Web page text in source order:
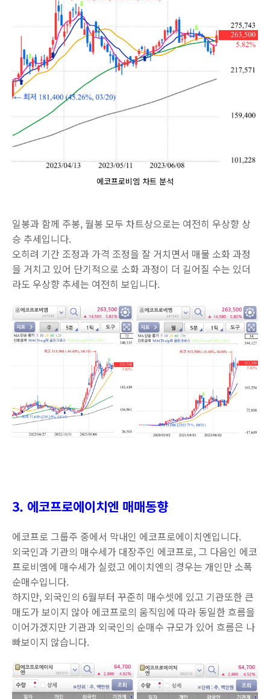
에코프로비엠 차트 분석
일봉과 함께 주봉, 월봉 모두 차트상으로는 여전히 우상향 상
승 추세입니다.
오히려 기간 조정과 가격 조정을 잘 거치면서 매물 소화 과정
을 거치고 있어 단기적으로 소화 과정이 더 길어질 수는 있더
라도 우상향 추세는 여전히 보입니다.
3. 에코프로에이치엔 매매동향
에코프로 그룹주 중에서 막내인 에코프로에이치엔입니다.
외국인과 기관의 매수세가 대장주인 에코프로, 그 다음인 에코
프로비엠에 매수세가 실렸고 에이치엔의 경우는 개인만 소폭
순매수입니다.
하지만, 외국인의 6월부터 꾸준히 매수셋에 있고 기관또한 큰
매도가 보이지 않아 에코프로의 움직임에 따라 동일한 흐름을
이어가겠지만 기관과 외국인의 순매수 규모가 있어 흐름은 나
빠보이지 않습니다.